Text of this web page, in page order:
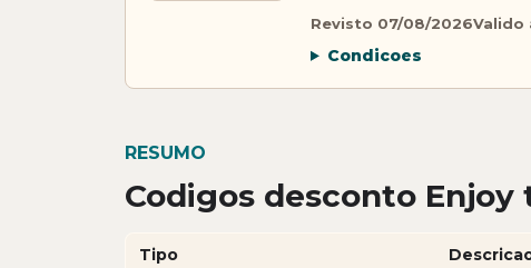
Revisto 07/08/2026Valido
Condicoes
RESUMO
Codigos desconto
Tipo